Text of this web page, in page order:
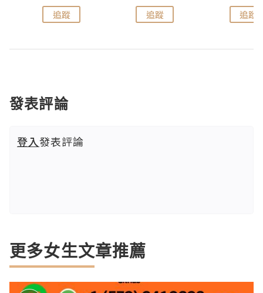
追蹤 追蹤 追蹤
發表評論
登入發表評論
更多女生文章推薦